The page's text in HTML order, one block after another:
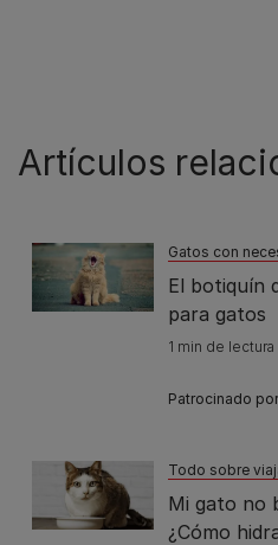
Artículos
Gatos con
El botiquín
para gatos
1 min de lectura
Patrocinado
Todo sobre
Mi gato no
¿Cómo